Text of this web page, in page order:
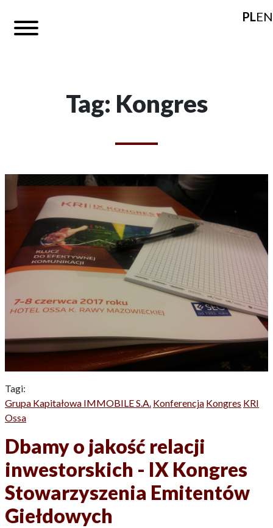
PLEN
Tag: Kongres
Tagi:
Grupa Kapitałowa IMMOBILE S.A. Konferencja Kongres KRI
Ossa
Dbamy o jakość relacji
inwestorskich - IX Kongres
Stowarzyszenia Emitentów
Giełdowych